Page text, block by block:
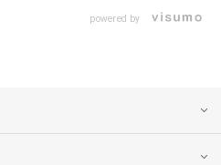
powered by